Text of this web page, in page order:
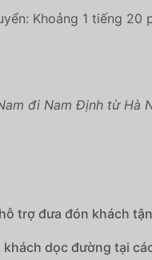
Khoảng 1 tiếng
đi Nam Định từ Hà
trợ đưa đón khách
dọc đường tại